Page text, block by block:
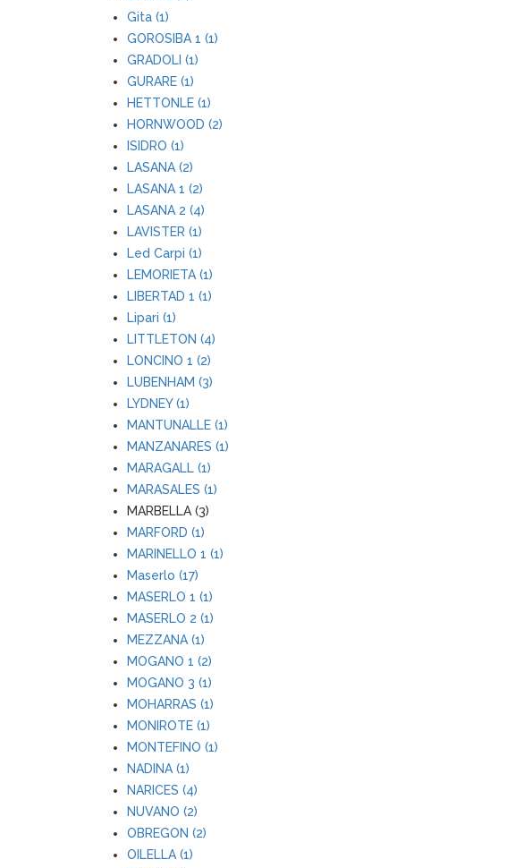
Gita (1)
GOROSIBA 1 (1)
GRADOLI (1)
GURARE (1)
HETTONLE (1)
HORNWOOD (2)
ISIDRO (1)
LASANA (2)
LASANA 1 (2)
LASANA 2 (4)
LAVISTER (1)
Led Carpi (1)
LEMORIETA (1)
LIBERTAD 1 (1)
Lipari (1)
LITTLETON (4)
LONCINO 1 (2)
LUBENHAM (3)
LYDNEY (1)
MANTUNALLE (1)
MANZANARES (1)
MARAGALL (1)
MARASALES (1)
MARBELLA (3)
MARFORD (1)
MARINELLO 1 (1)
Maserlo (17)
MASERLO 1 (1)
MASERLO 2 (1)
MEZZANA (1)
MOGANO 1 (2)
MOGANO 3 (1)
MOHARRAS (1)
MONIROTE (1)
MONTEFINO (1)
NADINA (1)
NARICES (4)
NUVANO (2)
OBREGON (2)
OILELLA (1)